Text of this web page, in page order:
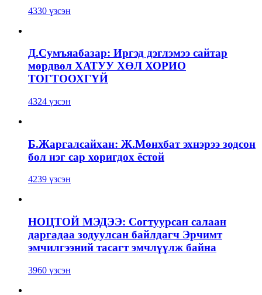
4330 үзсэн
Д.Сумъяабазар: Иргэд дэглэмээ сайтар
мөрдвөл ХАТУУ ХӨЛ ХОРИО
ТОГТООХГҮЙ
4324 үзсэн
Б.Жаргалсайхан: Ж.Мөнхбат эхнэрээ зодсон
бол нэг сар хоригдох ёстой
4239 үзсэн
НОЦТОЙ МЭДЭЭ: Согтуурсан салаан
даргадаа зодуулсан байлдагч Эрчимт
эмчилгээний тасагт эмчлүүлж байна
3960 үзсэн